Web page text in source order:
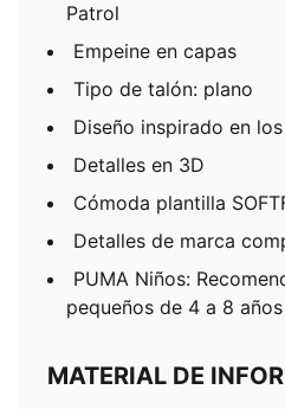
Patrol
Empeine en capas
Tipo de talón: plano
Diseño inspirado en
Detalles en 3D
Cómoda plantilla
Detalles de marca
PUMA Niños:
pequeños de 4 a 8 años
MATERIAL DE